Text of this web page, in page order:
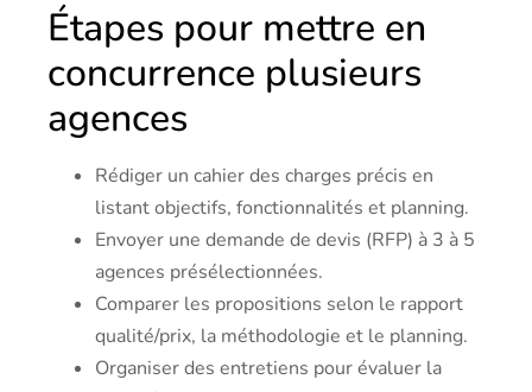
Étapes pour mettre en
concurrence plusieurs
agences
Rédiger un cahier des charges précis en
listant objectifs, fonctionnalités et planning.
Envoyer une demande de devis (RFP) à 3 à 5
agences présélectionnées.
Comparer les propositions selon le rapport
qualité/prix, la méthodologie et le planning.
Organiser des entretiens pour évaluer la